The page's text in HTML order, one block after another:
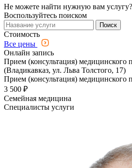
Не можете найти нужную вам услугу?
Воспользуйтесь поиском
Поиск
Стоимость
Все цены
Онлайн запись
Прием (консультация) медицинского
(Владикавказ, ул. Льва Толстого, 17)
Прием (консультация) медицинского
3 500 ₽
Семейная медицина
Специалисты услуги